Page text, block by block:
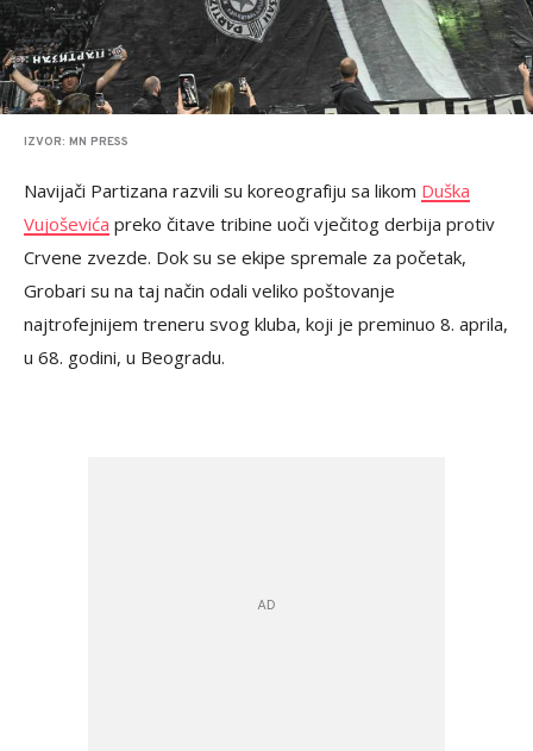
IZVOR: MN PRESS
Navijači Partizana razvili su koreografiju sa likom Duška
Vujoševića preko čitave tribine uoči vječitog derbija protiv
Crvene zvezde. Dok su se ekipe spremale za početak,
Grobari su na taj način odali veliko poštovanje
najtrofejnijem treneru svog kluba, koji je preminuo 8. aprila,
u 68. godini, u Beogradu.